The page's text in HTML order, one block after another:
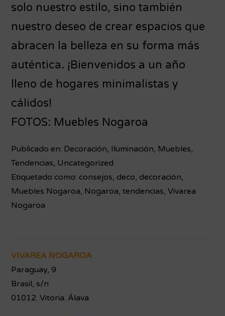
solo nuestro estilo, sino también
nuestro deseo de crear espacios que
abracen la belleza en su forma más
auténtica. ¡Bienvenidos a un año
lleno de hogares minimalistas y
cálidos!
FOTOS: Muebles Nogaroa
Publicado en: Decoración, Iluminación, Muebles,
Tendencias, Uncategorized
Etiquetado como: consejos, deco, decoración,
Muebles Nogaroa, Nogaroa,tendencias,Vivarea
Nogaroa
Footer
VIVAREA NOGAROA
Paraguay, 9
Brasil, s/n
01012. Vitoria. Álava